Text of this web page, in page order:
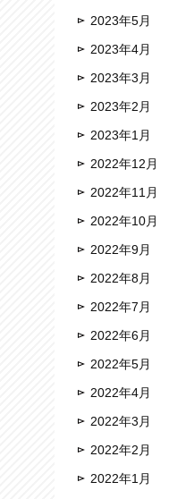
2023年5月
2023年4月
2023年3月
2023年2月
2023年1月
2022年12月
2022年11月
2022年10月
2022年9月
2022年8月
2022年7月
2022年6月
2022年5月
2022年4月
2022年3月
2022年2月
2022年1月